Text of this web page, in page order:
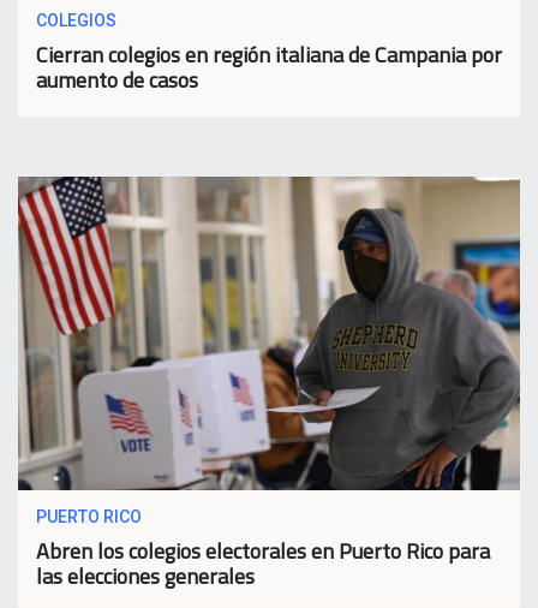
COLEGIOS
Cierran colegios en región italiana de Campania por
aumento de casos
PUERTO RICO
Abren los colegios electorales en Puerto Rico para
las elecciones generales